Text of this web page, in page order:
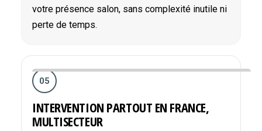
votre présence salon, sans complexité inutile ni
perte de temps.
05
INTERVENTION PARTOUT EN FRANCE,
MULTISECTEUR